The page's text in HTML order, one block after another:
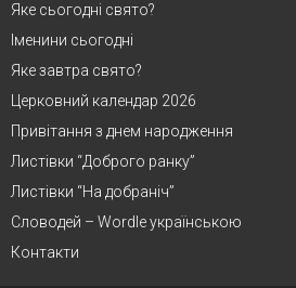
Яке сьогодні свято?
Іменини сьогодні
Яке завтра свято?
Церковний календар 2026
Привітання з днем народження
Листівки “Доброго ранку”
Листівки “На добраніч”
Словодей – Wordle українською
Контакти